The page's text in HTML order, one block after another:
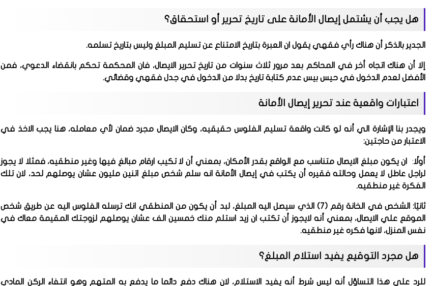
هل يجب أن يشتمل إيصال الأمانة على تاريخ تحرير أو استحقاق؟
الجدير بالذكر أن هناك رأي فقهي يقول ان العبرة بتاريخ الامتناع عن تسليم المبلغ وليس بتاريخ تسلمه.
إلا أن هناك اتجاه أخر في المحاكم بعد مرور ثلاث سنوات من تاريخ تحرير الايصال، فان المحكمة تحكم بانقضاء الدعوي، فمن
الأفضل لعدم الدخول في حيس بيس عدم كتابة تاريخ بدلا من الدخول في جدل فقهي وقضائي.
اعتبارات واقعية عند تحرير إيصال الأمانة
ويجدر بنا الإشارة الي أنه لو كانت واقعة تسليم الفلوس حقيقيه، وكان الايصال مجرد ضمان لأي معامله، هنا يجب الاخذ في
الاعتبار من حاجتين:
أولًا:
ان يكون مبلغ الايصال متناسب مع الواقع بقدر الأمكان، بمعني أن لا تكيب ارقام مبالغ فيها وغير منطقيه، فمثلا لا يجوز
لراجل عاطل لا يعمل وحالته فقيره أن يكتب في إيصال الأمانة انه سلم شخص مبلغ اتنين مليون عشان يوصلهم لحد، لان تلك
الفكرة غير منطقيه.
ثانيًا:
الشخص في الخانة رقم (7) الذي سيصل اليه المبلغ، لبد أن يكون من المنطقي انك ترسله الفلوس اليه عن طريق شخص
الموقع علي الايصال، بمعني أنه لايجوز أن تكتب ان زيد استلم منك خمسين الف عشان يوصلهم لزوجتك المقيمة معاك في
نفس المنزل، لانها فكره غير منطقيه.
هل مجرد التوقيع يفيد استلام المبلغ؟
للرد علي هذا التساؤل أنه ليس شرط أنه يفيد الاستلام، لان هناك دفع دائما ما يدفع به المتهم وهو انتفاء الركن المادي